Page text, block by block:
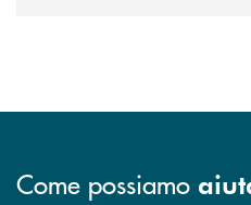
Come possiamo